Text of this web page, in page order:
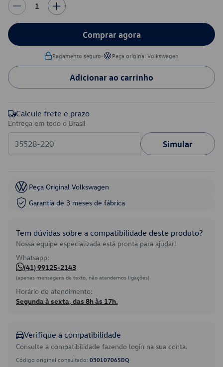
1
Comprar agora
Pagamento seguro• Peça original Volkswagen
Adicionar ao carrinho
Calcule frete e prazo
Entrega em todo o Brasil
Simular
Peça Original Volkswagen
Garantia de 3 meses de fábrica
Tem dúvidas sobre a compatibilidade deste produto?
Nossa equipe especializada está pronta para ajudar!
Whatsapp:
(41) 99125-2143
(apenas mensagens de texto, não atendemos ligações)
Horário de atendimento:
Segunda à sexta, das 8h às 17h.
Verifique a compatibilidade
Consulte a compatibilidade fazendo login na sua conta.
Código original consultado: 030107065DQ